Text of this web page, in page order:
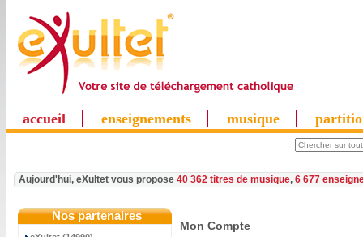
accueil enseignements musique
Aujourd'hui, eXultet vous propose 40 362 titres de musique, 6 677
Nos partenaires
Mon Compte